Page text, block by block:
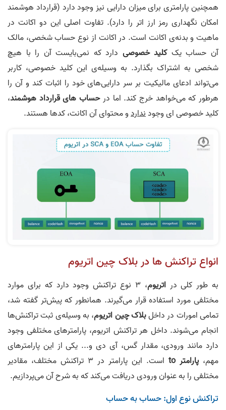
همچنین پارامتری برای میزان دارایی نیز وجود دارد (قرارداد هوشمند
امکان نگهداری رمز ارز اتر را دارد). تفاوت اصلی این دو اکانت در
ماهیت و بدنه‌ی اکانت است. در اکانت از نوع حساب شخصی، مالک
آن حساب یککلید خصوصی دارد که نمی‌بایست آن را با هیچ
شخصی به اشتراک بگذارد. به وسیله‌ی این کلید خصوصی، کاربر
می‌تواند ادعای مالیکیت بر سر دارایی‌های خود را اثبات کند و آن را
هرطور که می‌خواهد خرج کند. اما درحساب های قرارداد هوشمند،
کلید خصوصی ای وجودنداردو محتوای آن اکانت، کدها هستند.
انواع تراکنش ها در بلاک چین اتریوم
به طور کلی دراتریوم
، 3 نوع تراکنش وجود دارد که برای موارد
مختلفی مورد استفاده قرار می‌گیرند. همانطور که پیش‌تر گفته شد،
تمامی امورات در داخلبلاک چین اتریوم، به وسیله‌ی ثبت تراکنش‌ها
انجام می‌شوند. داخل هر تراکنش اتریوم، پارامتر‌های مختلفی وجود
دارد مانند ورودی، مقدار گس، آی دی و... یکی از این پارامتر‌های
مهم، پارامتر to
است. این پارامتر در 3 تراکنش مختلف، مقادیر
مختلفی را به عنوان ورودی دریافت می‌کند که به شرح آن می‌پردازیم.
تراکنش نوع اول: حساب به حساب